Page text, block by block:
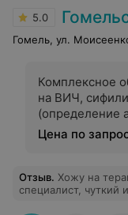
5.0
Гомель, ул.
Комплексное
на ВИЧ,
(определение
методом ИФА)
Цена по
Отзыв. Хожу на
специалист, чуткий